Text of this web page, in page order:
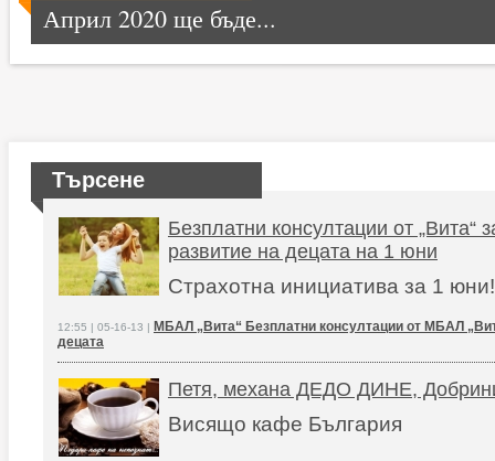
Април 2020 ще бъде...
Търсене
Безплатни консултации от „Вита“
развитие на децата на 1 юни
Страхотна инициатива за 1
12:55 | 05-16-13 | МБАЛ „Вита“ Безплатни консултации от МБАЛ
децата
Петя, механа ДЕДО ДИНЕ,
Висящо кафе България